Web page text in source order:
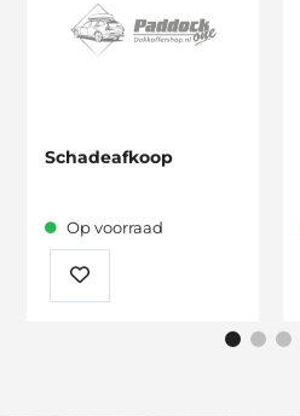
Schadeafkoop
Op voorraad